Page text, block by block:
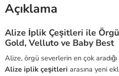
Açıklama
Alize İplik Çeşitleri ile
Gold, Velluto ve Baby Best
Alize, örgü severlerin en çok
Alize iplik çeşitleri arasına yeni